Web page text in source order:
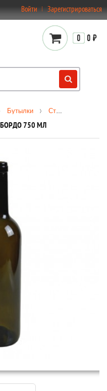
Войти Зарегистрироваться
0 0 ₽
Бутылки Стеклянные бутылки для вина
750 МЛ